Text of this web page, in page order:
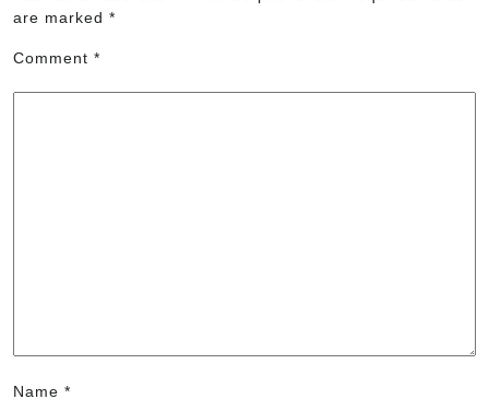
are marked *
Comment *
Name *